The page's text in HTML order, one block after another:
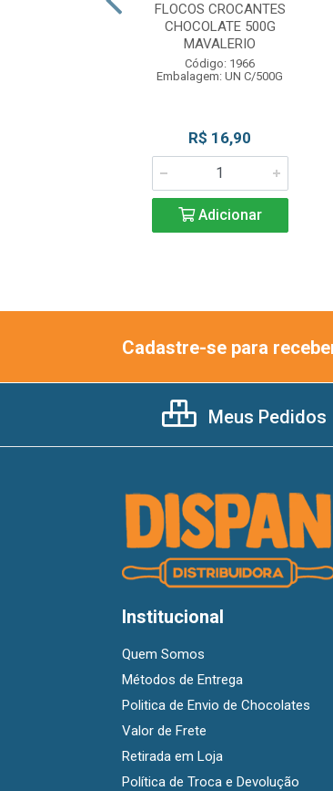
FLOCOS CROCANTES
CHOCOLATE 500G
MAVALERIO
Código: 1966
Embalagem: UN C/500G
R$ 16,90
Adicionar
Cadastre-se para
Meus Pedidos
Institucional
Quem Somos
Métodos de Entrega
Politica de Envio de Chocolates
Valor de Frete
Retirada em Loja
Política de Troca e Devolução